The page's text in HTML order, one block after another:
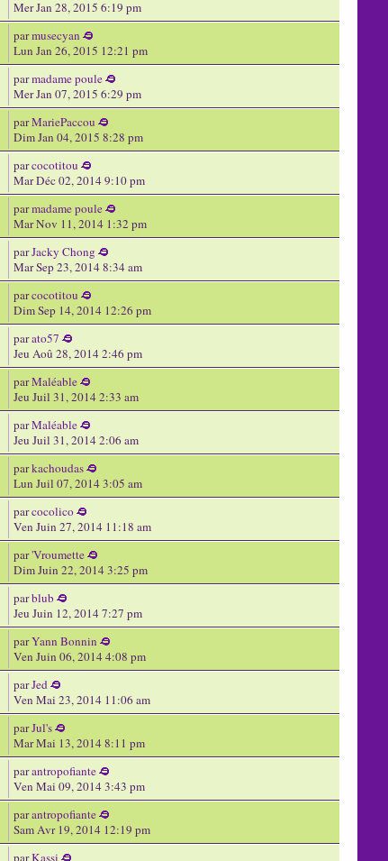
Mer Jan 28, 2015 6:19 pm
parmusecyan
Lun Jan 26, 2015 12:21 pm
parmadame poule
Mer Jan 07, 2015 6:29 pm
parMariePaccou
Dim Jan 04, 2015 8:28 pm
parcocotitou
Mar Déc 02, 2014 9:10 pm
parmadame poule
Mar Nov 11, 2014 1:32 pm
parJacky Chong
Mar Sep 23, 2014 8:34 am
parcocotitou
Dim Sep 14, 2014 12:26 pm
parato57
Jeu Aoû 28, 2014 2:46 pm
parMaléable
Jeu Juil 31, 2014 2:33 am
parMaléable
Jeu Juil 31, 2014 2:06 am
parkachoudas
Lun Juil 07, 2014 3:05 am
parcocolico
Ven Juin 27, 2014 11:18 am
par'Vroumette
Dim Juin 22, 2014 3:25 pm
parblub
Jeu Juin 12, 2014 7:27 pm
parYann Bonnin
Ven Juin 06, 2014 4:08 pm
parJed
Ven Mai 23, 2014 11:06 am
parJul's
Mar Mai 13, 2014 8:11 pm
parantropofiante
Ven Mai 09, 2014 3:43 pm
parantropofiante
Sam Avr 19, 2014 12:19 pm
parKassi